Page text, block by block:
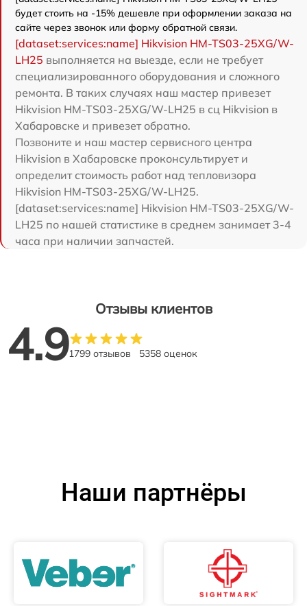
будет стоить на -15% дешевле при оформлении заказа на
сайте через звонок или форму обратной связи.
[dataset:services:name] Hikvision HM-TS03-25XG/W-
LH25 выполняется на выезде, если не требует
специализированного оборудования и сложного
ремонта. В таких случаях наш мастер привезет
Hikvision HM-TS03-25XG/W-LH25 в сц Hikvision в
Хабаровске и привезет обратно.
Позвоните и наш мастер сервисного центра
Hikvision в Хабаровске проконсультирует и
определит стоимость работ над тепловизора
Hikvision HM-TS03-25XG/W-LH25.
[dataset:services:name] Hikvision HM-TS03-25XG/W-
LH25 по нашей статистике в среднем занимает 3-4
часа при наличии запчастей.
Отзывы клиентов
4.91799 отзывов 5358 оценок
Наши партнёры